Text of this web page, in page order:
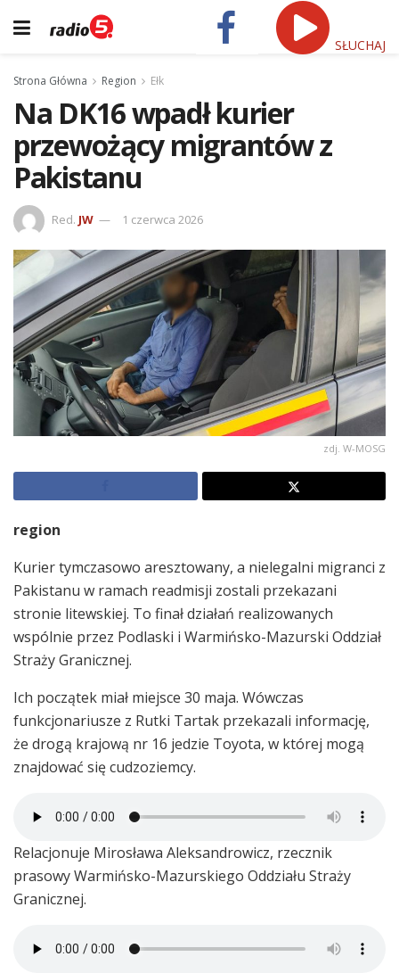
SŁUCHAJ
Strona Główna Region Ełk
Na DK16 wpadł kurier
przewożący migrantów z
Pakistanu
Red. JW 1 czerwca 2026
zdj. W-MOSG
region
Kurier tymczasowo aresztowany, a nielegalni migranci z
Pakistanu w ramach readmisji zostali przekazani
stronie litewskiej. To finał działań realizowanych
wspólnie przez Podlaski i Warmińsko-Mazurski Oddział
Straży Granicznej.
Ich początek miał miejsce 30 maja. Wówczas
funkcjonariusze z Rutki Tartak przekazali informację,
że drogą krajową nr 16 jedzie Toyota, w której mogą
znajdować się cudzoziemcy.
Relacjonuje Mirosława Aleksandrowicz, rzecznik
prasowy Warmińsko-Mazurskiego Oddziału Straży
Granicznej.